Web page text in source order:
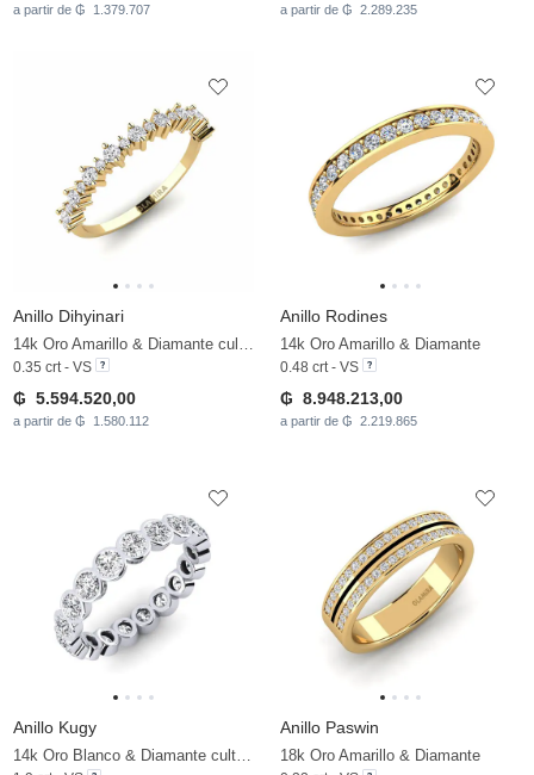
a partir de ₲ 1.379.707 a partir de ₲ 2.289.235
Anillo Dihyinari
0.35 crt - VS
₲ 5.594.520,00
a partir de ₲ 1.580.112
Anillo Rodines
14k Oro Amarillo & Diamante
0.48 crt - VS
₲ 8.948.213,00
a partir de ₲ 2.219.865
Anillo Kugy Anillo Paswin
18k Oro Amarillo & Diamante